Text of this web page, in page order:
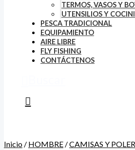
TERMOS, VASOS Y
UTENSILIOS Y
PESCA TRADICIONAL
EQUIPAMIENTO
AIRE LIBRE
FLY FISHING
CONTÁCTENOS
Inicio / HOMBRE /CAMISAS Y